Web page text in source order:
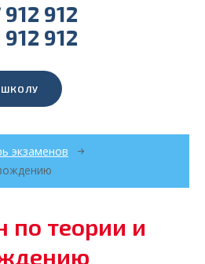
912
912
экзаменов
по теории и